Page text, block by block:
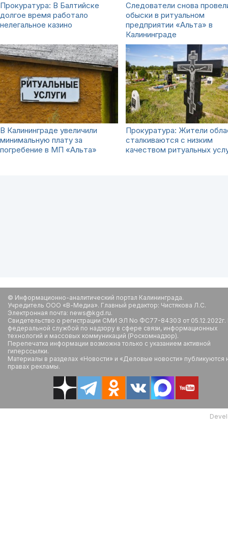
Прокуратура: В Балтийске
долгое время работало
нелегальное казино
Следователи снова
обыски в ритуальном
предприятии «Альта» в
Калининграде
В Калининграде увеличили
минимальную плату за
погребение в МП «Альта»
Прокуратура: Жители
сталкиваются с низким
качеством ритуальных
© Информационно-аналитический портал Калининграда.
Учредитель ООО «В-Медиа». Главный редактор: Чистякова Л.С.
Электронная почта: news@kgd.ru.
Свидетельство о регистрации СМИ ЭЛ No ФС77-84303 от
федеральной службой по надзору в сфере связи, информационных
технологий и массовых коммуникаций (Роскомнадзор).
Перепечатка информации возможна только с указанием активной
гиперссылки.
Материалы в разделах «Новости» и «Деловые новости» публикуются
правах рекламы.